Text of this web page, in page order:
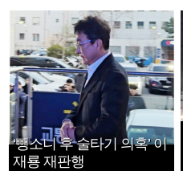
‘뺑소니 후 술타기 의혹’ 이
재룡 재판행